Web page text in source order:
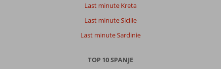
Last minute Kreta
Last minute Sicilie
Last minute Sardinie
TOP 10 SPANJE